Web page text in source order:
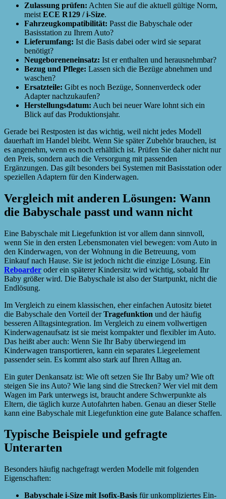
Zulassung prüfen: Achten Sie auf die aktuell gültige Norm,
meist ECE R129 / i-Size.
Fahrzeugkompatibilität: Passt die Babyschale oder
Basisstation zu Ihrem Auto?
Lieferumfang: Ist die Basis dabei oder wird sie separat
benötigt?
Neugeboreneneinsatz: Ist er enthalten und herausnehmbar?
Bezug und Pflege: Lassen sich die Bezüge abnehmen und
waschen?
Ersatzteile: Gibt es noch Bezüge, Sonnenverdeck oder
Adapter nachzukaufen?
Herstellungsdatum: Auch bei neuer Ware lohnt sich ein
Blick auf das Produktionsjahr.
Gerade bei Restposten ist das wichtig, weil nicht jedes Modell
dauerhaft im Handel bleibt. Wenn Sie später Zubehör brauchen, ist
es angenehm, wenn es noch erhältlich ist. Prüfen Sie daher nicht nur
den Preis, sondern auch die Versorgung mit passenden
Ergänzungen. Das gilt besonders bei Systemen mit Basisstation oder
speziellen Adaptern für den Kinderwagen.
Vergleich mit anderen Lösungen: Wann
die Babyschale passt und wann nicht
Eine Babyschale mit Liegefunktion ist vor allem dann sinnvoll,
wenn Sie in den ersten Lebensmonaten viel bewegen: vom Auto in
den Kinderwagen, von der Wohnung in die Betreuung, vom
Einkauf nach Hause. Sie ist jedoch nicht die einzige Lösung. Ein
Reboarder oder ein späterer Kindersitz wird wichtig, sobald Ihr
Baby größer wird. Die Babyschale ist also der Startpunkt, nicht die
Endlösung.
Im Vergleich zu einem klassischen, eher einfachen Autositz bietet
die Babyschale den Vorteil derTragefunktion und der häufig
besseren Alltagsintegration. Im Vergleich zu einem vollwertigen
Kinderwagenaufsatz ist sie meist kompakter und flexibler im Auto.
Das heißt aber auch: Wenn Sie Ihr Baby überwiegend im
Kinderwagen transportieren, kann ein separates Liegeelement
passender sein. Es kommt also stark auf Ihren Alltag an.
Ein guter Denkansatz ist: Wie oft setzen Sie Ihr Baby um? Wie oft
steigen Sie ins Auto? Wie lang sind die Strecken? Wer viel mit dem
Wagen im Park unterwegs ist, braucht andere Schwerpunkte als
Eltern, die täglich kurze Autofahrten haben. Genau an dieser Stelle
kann eine Babyschale mit Liegefunktion eine gute Balance schaffen.
Typische Beispiele und gefragte
Unterarten
Besonders häufig nachgefragt werden Modelle mit folgenden
Eigenschaften:
Babyschale i-Size mit Isofix-Basis für unkompliziertes Ein-